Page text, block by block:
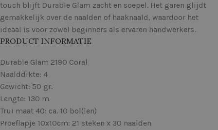
touch blijft Durable Glam zacht en soepel. Het garen glijdt
gemakkelijk over de naalden of haaknaald, waardoor het
ideaal is voor zowel beginners als ervaren handwerkers.
PRODUCT INFORMATIE
Durable Glam 2190 Coral
Naalddikte: 4
Gewicht: 50 gr.
Lengte: 130 m
Trui maat 40: ca. 10 bol(len)
Proeflapje 10x10cm: 21 steken x 30 naalden